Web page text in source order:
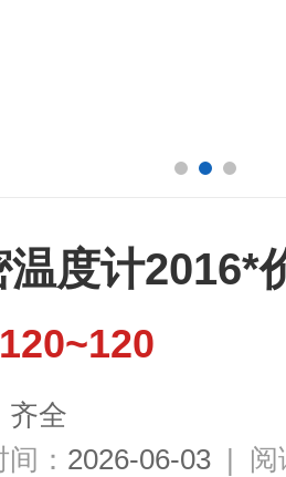
度计2016*
齐全
： 2026-06-03 | 阅